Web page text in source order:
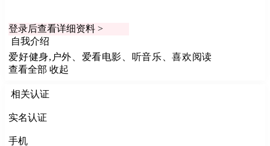
登录后查看详细资料 >
自我介绍
爱好健身,户外、爱看电影、听音乐、喜欢阅读
查看全部收起
相关认证
实名认证
手机